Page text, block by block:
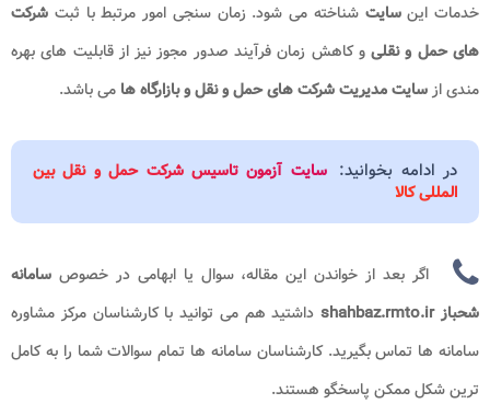
خدمات اینسایتشناخته می شود. زمان سنجی امور مرتبط با ثبت شرکت
های حمل و نقلیو کاهش زمان فرآیند صدور مجوز نیز از قابلیت های بهره
مندی ازسایت مدیریت شرکت های حمل و نقل و بازارگاه ها می باشد.
در ادامه بخوانید: سایت آزمون تاسیس شرکت حمل و نقل بین
المللی کالا
اگر بعد از خواندن این مقاله، سوال یا ابهامی در خصوص سامانه
شحباز shahbaz.rmto.ir
داشتید هم می توانید با کارشناسان مرکز مشاوره
سامانه ها تماس بگیرید. کارشناسان سامانه ها تمام سوالات شما را به کامل
ترین شکل ممکن پاسخگو هستند.